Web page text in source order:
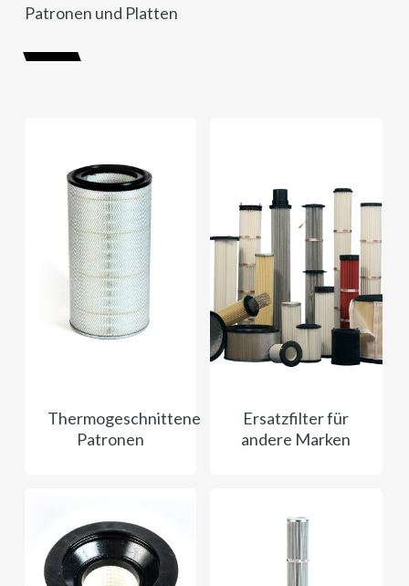
Patronen und Platten
Thermogeschnittene
Patronen
Ersatzfilter für
andere Marken